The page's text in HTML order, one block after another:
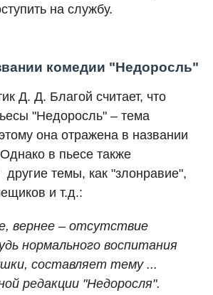
на службу.
комедии "Недоросль"
Д. Д. Благой считает, что
"Недоросль" – тема
она отражена в названии
в пьесе также
темы, как "злонравие",
и т.д.:
вернее – отсутствие
нормального воспитания
составляет тему ...
редакции "Недоросля".